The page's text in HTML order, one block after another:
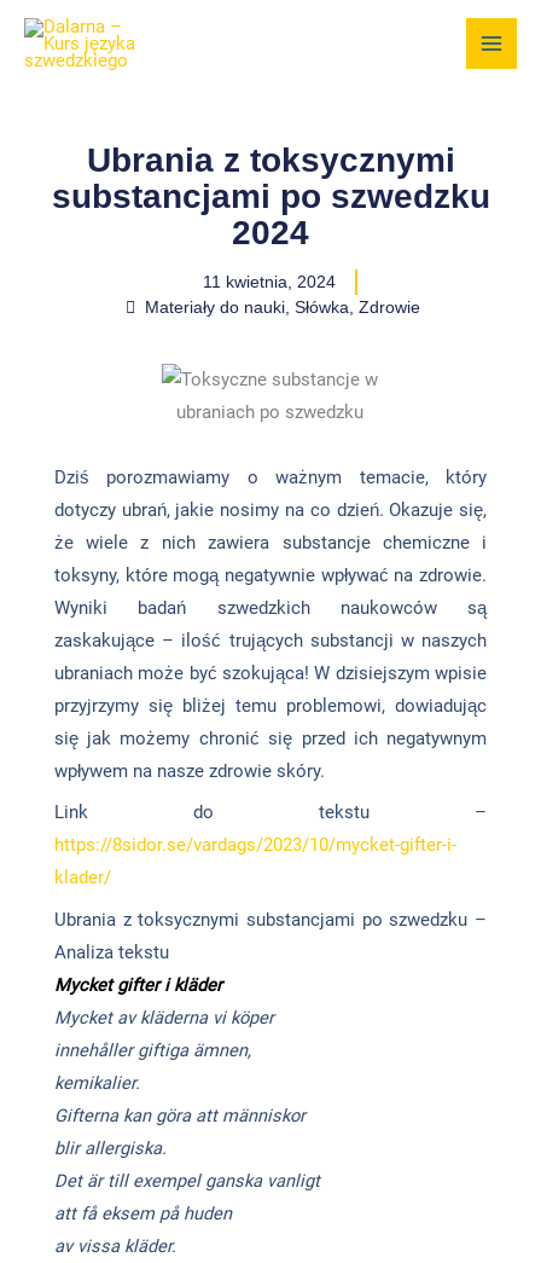
Przejdź
Ubrania z toksycznymi
substancjami po szwedzku
2024
11 kwietnia, 2024
Materiały do nauki, Słówka Zdrowie
Dziś porozmawiamy o ważnym temacie, który
dotyczy ubrań, jakie nosimy na co dzień. Okazuje się,
że wiele z nich zawiera substancje chemiczne i
toksyny, które mogą negatywnie wpływać na zdrowie.
Wyniki badań szwedzkich naukowców są
zaskakujące – ilość trujących substancji w naszych
ubraniach może być szokująca! W dzisiejszym wpisie
przyjrzymy się bliżej temu problemowi, dowiadując
się jak możemy chronić się przed ich negatywnym
wpływem na nasze zdrowie skóry.
Link do tekstu –
https://8sidor.se/vardags/2023/10/mycket-gifter-i-
klader/
Ubrania z toksycznymi substancjami po szwedzku –
Analiza tekstu
Mycket gifter i kläder
Mycket av kläderna vi köper
innehåller giftiga ämnen,
kemikalier.
Gifterna kan göra att människor
blir allergiska.
Det är till exempel ganska vanligt
att få eksem på huden
av vissa kläder.